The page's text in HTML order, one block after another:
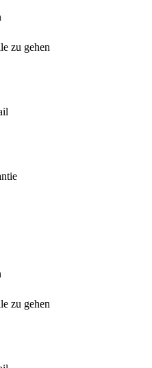
zu gehen
zu gehen